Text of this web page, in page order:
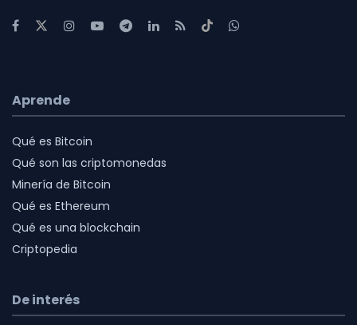
Aprende
Qué es Bitcoin
Qué son las criptomonedas
Minería de Bitcoin
Qué es Ethereum
Qué es una blockchain
Criptopedia
De interés